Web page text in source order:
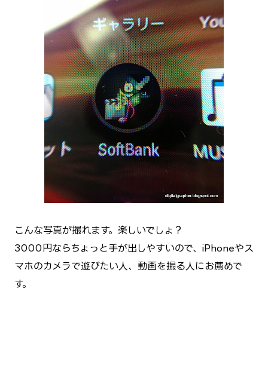
こんな写真が撮れます。楽しいでしょ？
3000円ならちょっと手が出しやすいので、iPhoneやス
マホのカメラで遊びたい人、動画を撮る人にお薦めで
す。